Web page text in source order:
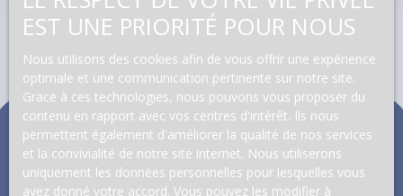
EST UNE PRIORITÉ POUR NOUS
Nous utilisons des cookies afin de vous offrir une expérience
optimale et une communication pertinente sur notre site.
Grace à ces technologies, nous pouvons vous proposer du
contenu en rapport avec vos centres d'intérêt. Ils nous
permettent également d'améliorer la qualité de nos services
et la convivialité de notre site internet. Nous utiliserons
uniquement les données personnelles pour lesquelles vous
avez donné votre accord. Vous pouvez les modifier à